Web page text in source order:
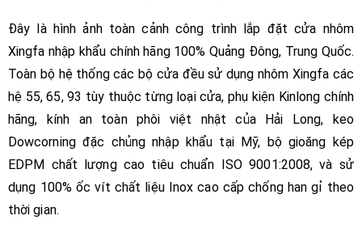
Đây là hình ảnh toàn cảnh công trình lắp đặt cửa nhôm
Xingfa nhập khẩu chính hãng 100% Quảng Đông, Trung Quốc.
Toàn bộ hệ thống các bộ cửa đều sử dụng nhôm Xingfa các
hệ 55, 65, 93 tùy thuộc từng loại cửa, phụ kiện Kinlong chính
hãng, kính an toàn phôi việt nhật của Hải Long, keo
Dowcorning đặc chủng nhập khẩu tại Mỹ, bộ gioăng kép
EDPM chất lượng cao tiêu chuẩn ISO 9001:2008, và sử
dụng 100% ốc vít chất liệu Inox cao cấp chống han gỉ theo
thời gian.